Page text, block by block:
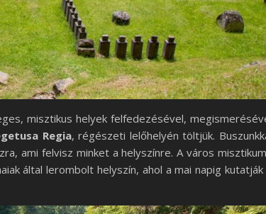
misztikus helyek felfedezésével,
Regia, régészeti lelőhelyén töltjük.
ami felvisz minket a helyszínre. A város
által lerombolt helyszín, ahol a mai napig kutatják